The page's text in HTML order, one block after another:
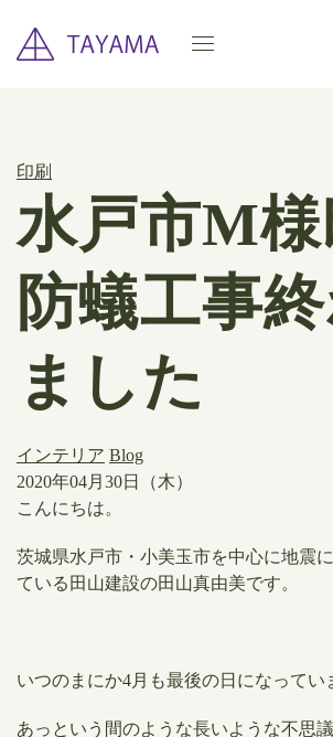
印刷
水戸市M様
防蟻工事
ました
インテリア Blog
2020年04月30日（木）
こんにちは。
茨城県水戸市・小美玉市を中心に地震
ている田山建設の田山真由美です。
いつのまにか4月も最後の日になってい
あっという間のような長いような不思議